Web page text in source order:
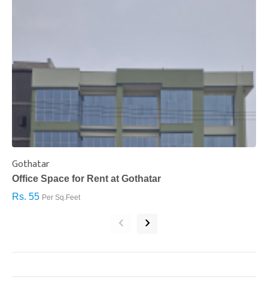
Gothatar
Office Space for Rent at Gothatar
Rs. 55 Per Sq.Feet
‹ ›